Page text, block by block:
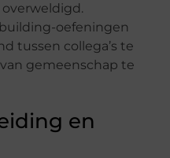
oefeningen
tussen collega’s te
gemeenschap te
en